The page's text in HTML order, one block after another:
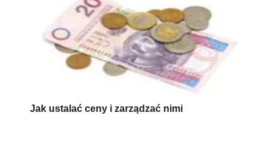
Jak ustalać ceny i zarządzać nimi